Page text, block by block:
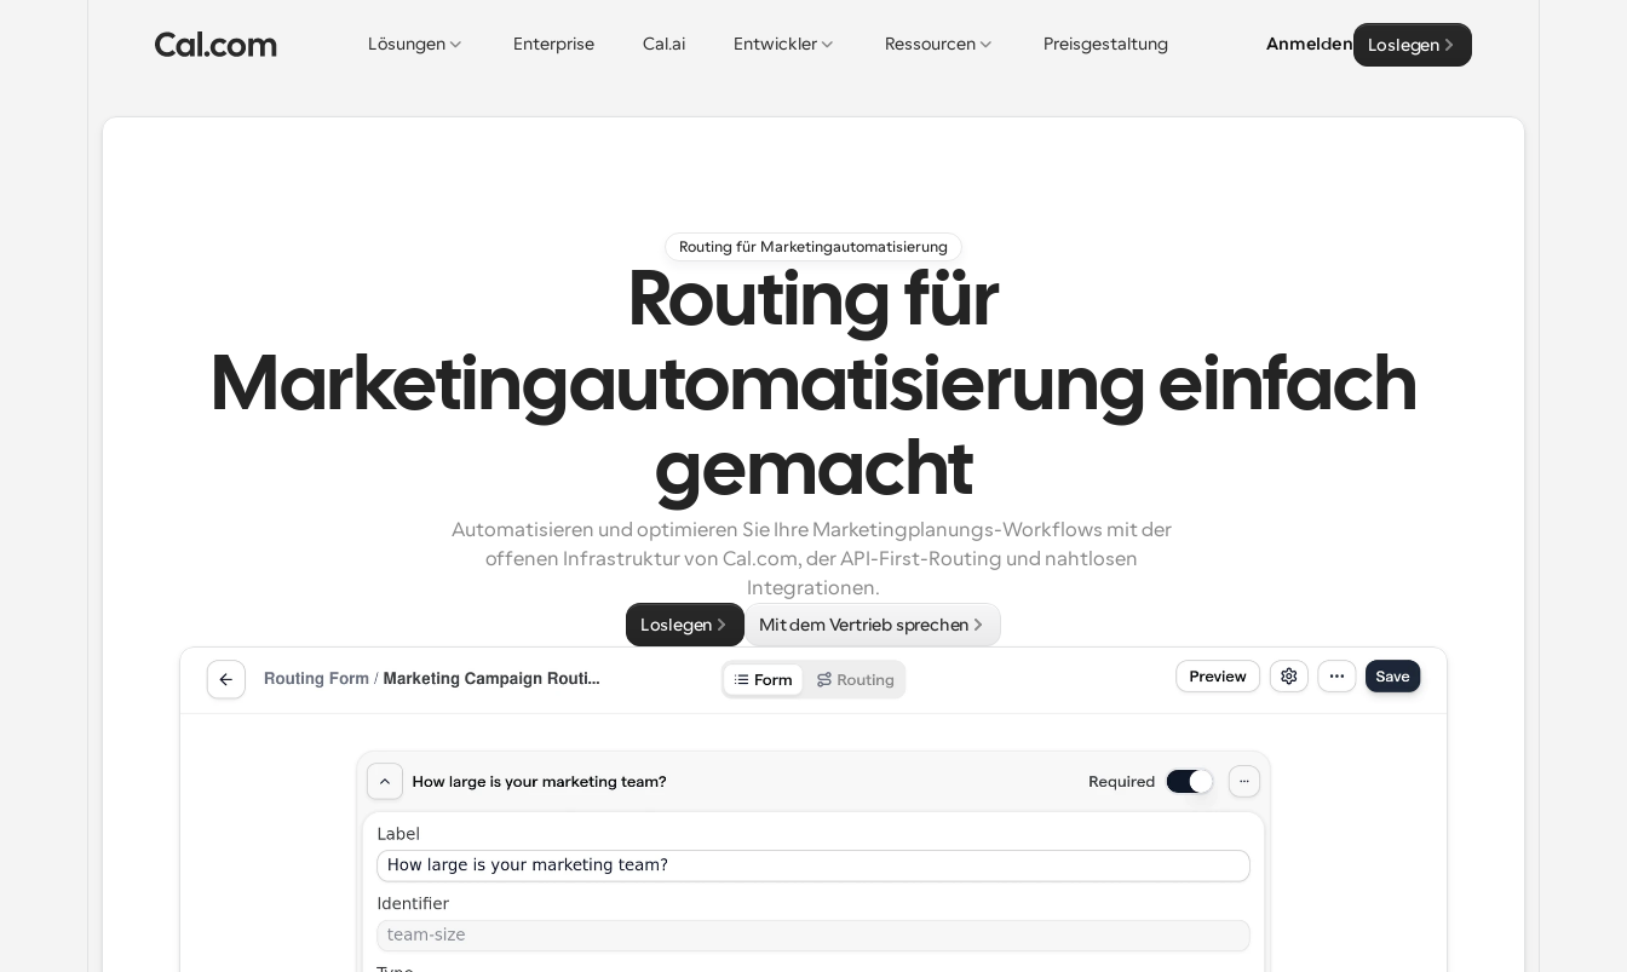
Lösungen Enterprise Cal.ai Entwickler Ressourcen Preisgestaltung Anmelden Loslegen
Routing für Marketingautomatisierung
Routing für
Marketingautomatisierung einfach
gemacht
Automatisieren und optimieren Sie Ihre Marketingplanungs-Workflows mit der
offenen Infrastruktur von Cal.com, der API-First-Routing und nahtlosen
Integrationen.
Loslegen Mit dem Vertrieb sprechen